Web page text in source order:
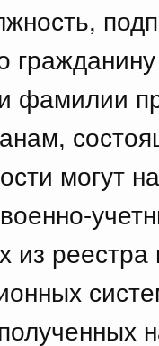
фамилии
могут
из реестра